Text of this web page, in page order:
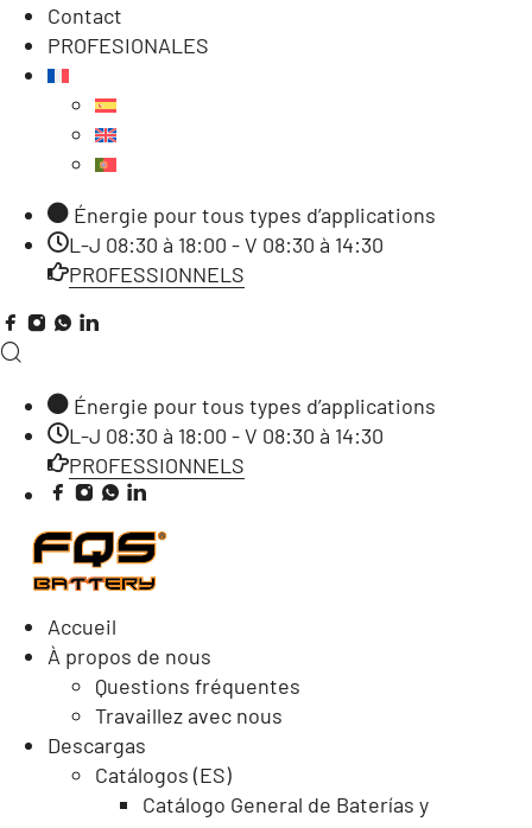
Contact
PROFESIONALES
Énergie pour tous types d’applications
L-J 08:30 à 18:00 - V 08:30 à 14:30
PROFESSIONNELS
Énergie pour tous types d’applications
L-J 08:30 à 18:00 - V 08:30 à 14:30
PROFESSIONNELS
Accueil
À propos de nous
Questions fréquentes
Travaillez avec nous
Descargas
Catálogos (ES)
Catálogo General de Baterías y